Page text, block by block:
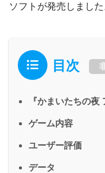
ソフトが発売しました
目次
『かまいたちの
ゲーム内容
ユーザー評価
データ